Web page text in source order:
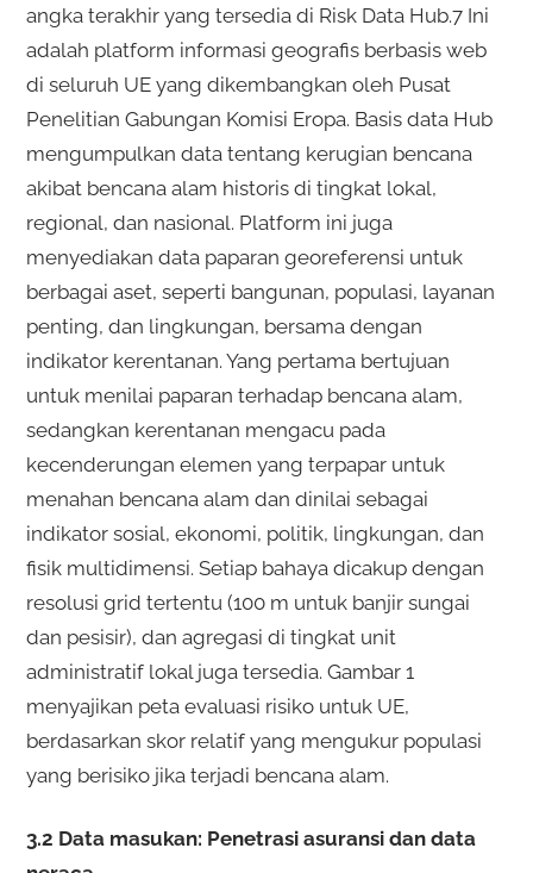
angka terakhir yang tersedia di Risk Data Hub.7 Ini
adalah platform informasi geografis berbasis web
di seluruh UE yang dikembangkan oleh Pusat
Penelitian Gabungan Komisi Eropa. Basis data Hub
mengumpulkan data tentang kerugian bencana
akibat bencana alam historis di tingkat lokal,
regional, dan nasional. Platform ini juga
menyediakan data paparan georeferensi untuk
berbagai aset, seperti bangunan, populasi, layanan
penting, dan lingkungan, bersama dengan
indikator kerentanan. Yang pertama bertujuan
untuk menilai paparan terhadap bencana alam,
sedangkan kerentanan mengacu pada
kecenderungan elemen yang terpapar untuk
menahan bencana alam dan dinilai sebagai
indikator sosial, ekonomi, politik, lingkungan, dan
fisik multidimensi. Setiap bahaya dicakup dengan
resolusi grid tertentu (100 m untuk banjir sungai
dan pesisir), dan agregasi di tingkat unit
administratif lokal juga tersedia. Gambar 1
menyajikan peta evaluasi risiko untuk UE,
berdasarkan skor relatif yang mengukur populasi
yang berisiko jika terjadi bencana alam.
3.2 Data masukan: Penetrasi asuransi dan data